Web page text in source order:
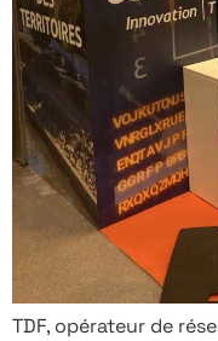
TDF, opérateur de